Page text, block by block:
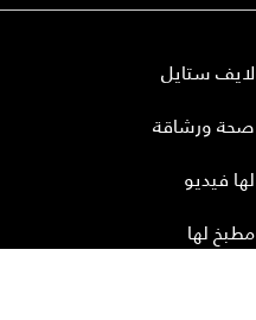
لايف ستايل
صحة ورشاقة
لها فيديو
مطبخ لها